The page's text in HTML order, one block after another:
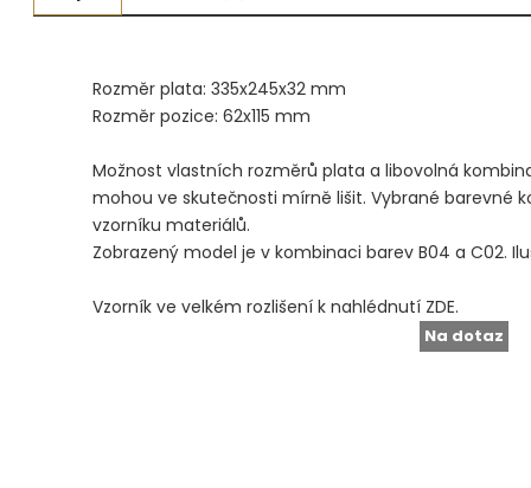
Fasování a gravírování
Tvarování
Navlékací nitě, struny, podložky
3D technologie
Rozměr plata: 335x245x32 mm
Rozměr pozice: 62x115 mm
Možnost vlastních rozměrů plata a libovolná
mohou ve skutečnosti mírně lišit. Vybrané barevné
vzorníku materiálů.
Zobrazený model je v kombinaci barev B04 a C02.
Vzorník ve velkém rozlišení k nahlédnutí ZDE.
Na dotaz